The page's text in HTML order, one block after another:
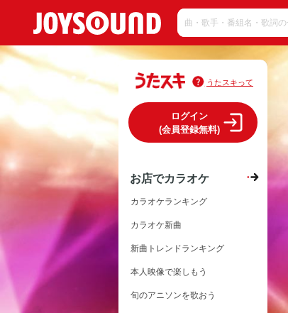
うたスキって
ログイン
(会員登録無料)
お店でカラオケ
カラオケランキング
カラオケ新曲
新曲トレンドランキング
本人映像で楽しもう
旬のアニソンを歌おう